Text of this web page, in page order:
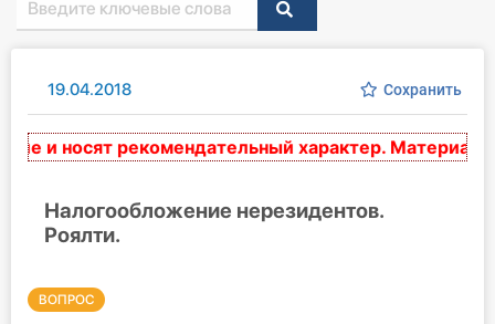
Купить доступ
Главная ИС
Формы
Правовая база
Библиотека бухгалтера
19.04.2018 Сохранить
носят рекомендательный характер. Материалы
Налогообложение нерезидентов.
Роялти.
ВОПРОС